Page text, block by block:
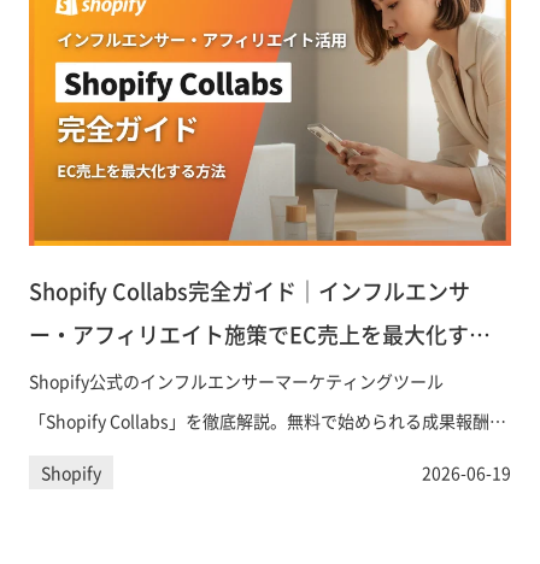
Shopify Collabs完全ガイド｜インフルエンサ
ー・アフィリエイト施策でEC売上を最大化する
方法
Shopify公式のインフルエンサーマーケティングツール
「Shopify Collabs」を徹底解説。無料で始められる成果報酬型
の仕組み、クリエイターとの連携方法、アフィリエイト手数料
Shopify 2026-06-19